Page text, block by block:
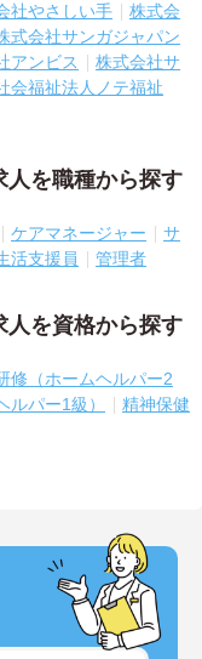
社やさしい手
株式会
式会社サンガジャパン
アンビス
株式会社サ
会福祉法人ノテ福祉
人を職種から探す
ケアマネージャー
サ
活支援員 管理者
人を資格から探す
修（ホームヘルパー2
パー1級）
精神保健